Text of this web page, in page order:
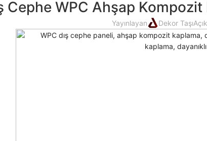
Cephe WPC Ahşap
Yayınlayan Dekor Taşı